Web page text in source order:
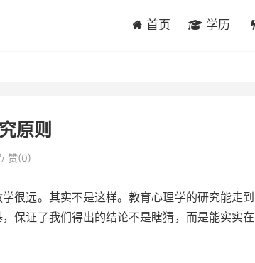
首页 学历
原则
赞(0)
很远。其实不是这样。教育心理学的研究能走到
保证了我们得出的结论不是瞎猜，而是能实实在